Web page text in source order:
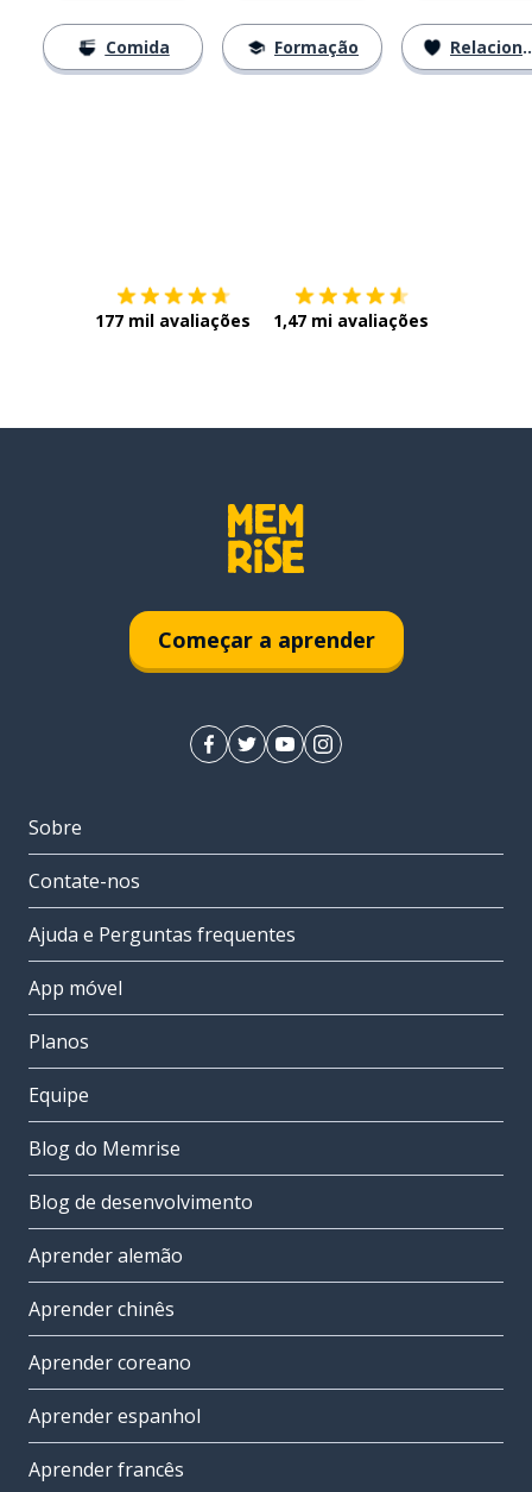
Comida Formação Relacionamentos
177 mil avaliações 1,47 mi avaliações
Começar a aprender
Sobre
Contate-nos
Ajuda e Perguntas frequentes
App móvel
Planos
Equipe
Blog do Memrise
Blog de desenvolvimento
Aprender alemão
Aprender chinês
Aprender coreano
Aprender espanhol
Aprender francês